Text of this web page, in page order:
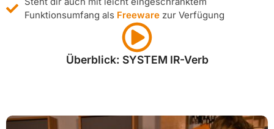
Funktionsumfang als Freeware zur Verfügung
Überblick: SYSTEM IR-Verb